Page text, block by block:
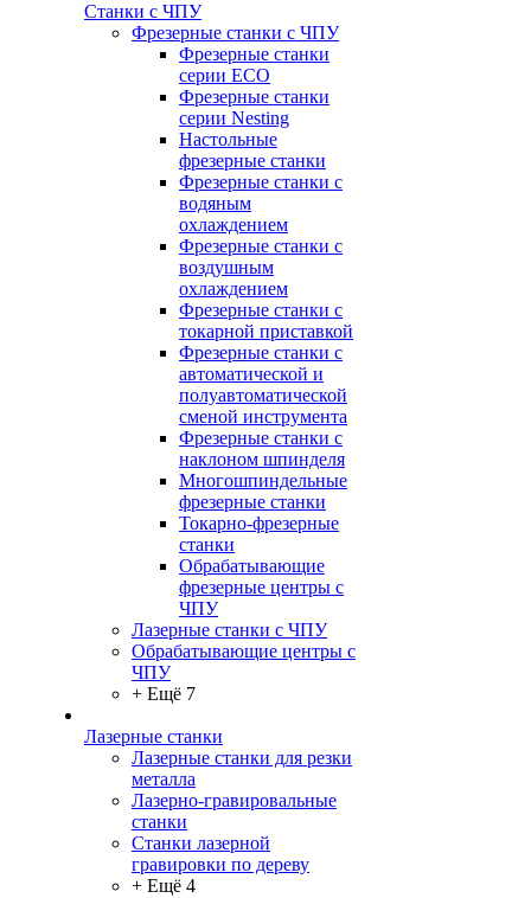
Станки с ЧПУ
Фрезерные станки с ЧПУ
Фрезерные станки
серии ECO
Фрезерные станки
серии Nesting
Настольные
фрезерные станки
Фрезерные станки с
водяным
охлаждением
Фрезерные станки с
воздушным
охлаждением
Фрезерные станки с
токарной приставкой
Фрезерные станки с
автоматической и
полуавтоматической
сменой инструмента
Фрезерные станки с
наклоном шпинделя
Многошпиндельные
фрезерные станки
Токарно-фрезерные
станки
Обрабатывающие
фрезерные центры с
ЧПУ
Лазерные станки с ЧПУ
Обрабатывающие центры с
ЧПУ
+ Ещё 7
Лазерные станки
Лазерные станки для резки
металла
Лазерно-гравировальные
станки
Станки лазерной
гравировки по дереву
+ Ещё 4